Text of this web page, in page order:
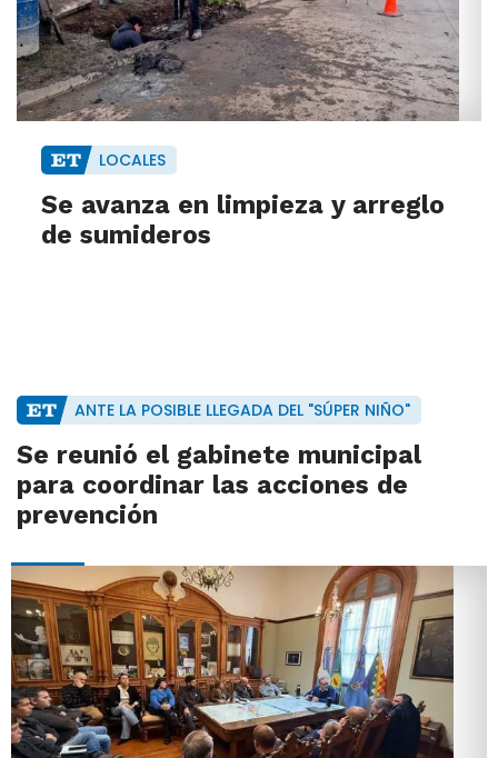
LOCALES
Se avanza en limpieza y arreglo
de sumideros
ANTE LA POSIBLE LLEGADA DEL "SÚPER NIÑO"
Se reunió el gabinete municipal
para coordinar las acciones de
prevención